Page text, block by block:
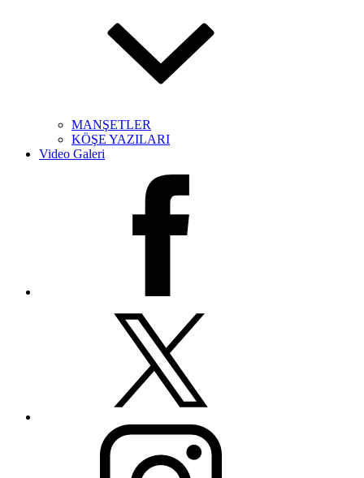
MANŞETLER
KÖŞE YAZILARI
Video Galeri